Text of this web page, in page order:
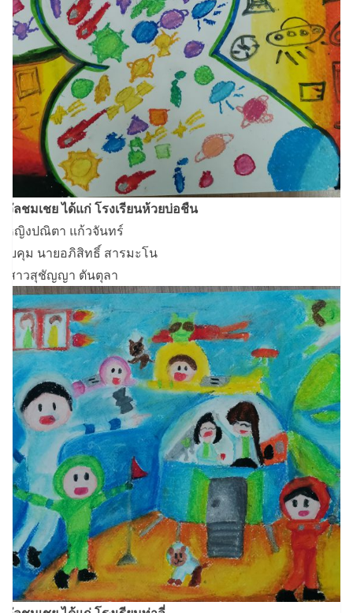
วัลชมเชย ได้แก่ โรงเรียนห้วยบ่อชืน
หญิงปณิตา แก้วจันทร์
บคุม นายอภิสิทธิ์ สารมะโน
สาวสุชัญญา ตันตุลา